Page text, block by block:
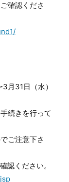
確認くださ
月31日（水）
続きを行って
ご注意下さ
認ください。